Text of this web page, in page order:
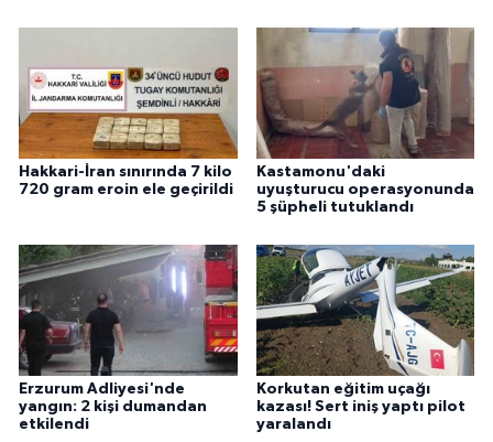
Hakkari-İran sınırında 7 kilo
720 gram eroin ele geçirildi
Kastamonu'daki
uyuşturucu operasyonunda
5 şüpheli tutuklandı
Erzurum Adliyesi'nde
yangın: 2 kişi dumandan
etkilendi
Korkutan eğitim uçağı
kazası! Sert iniş yaptı pilot
yaralandı